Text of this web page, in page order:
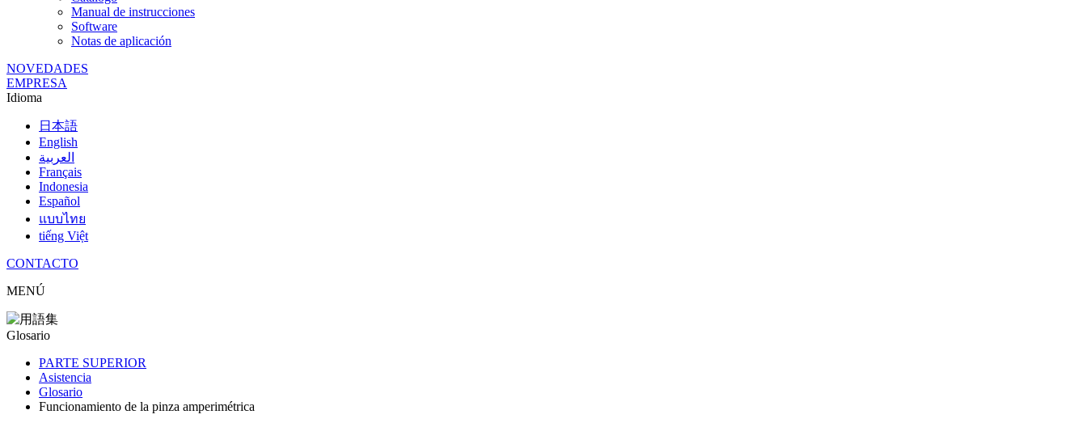
Manual de instrucciones
Software
Notas de aplicación
NOVEDADES
EMPRESA
Idioma
日本語
English
العربية
Français
Indonesia
Español
แบบไทย
tiếng Việt
CONTACTO
MENÚ
Glosario
PARTE SUPERIOR
Asistencia
Glosario
Funcionamiento de la pinza amperimétrica